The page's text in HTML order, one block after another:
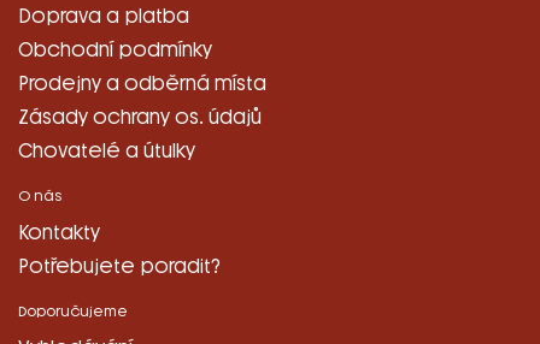
Doprava a platba
Obchodní podmínky
Prodejny a odběrná místa
Zásady ochrany os. údajů
Chovatelé a útulky
O nás
Kontakty
Potřebujete poradit?
Doporučujeme